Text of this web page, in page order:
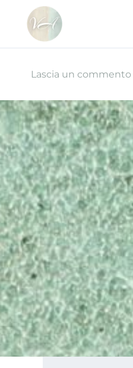
contenuto
Lascia un commento